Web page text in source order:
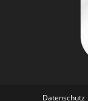
Datenschutz